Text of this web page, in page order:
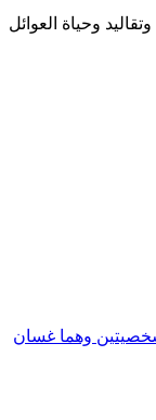
وحياة العوائل
وهما غسان